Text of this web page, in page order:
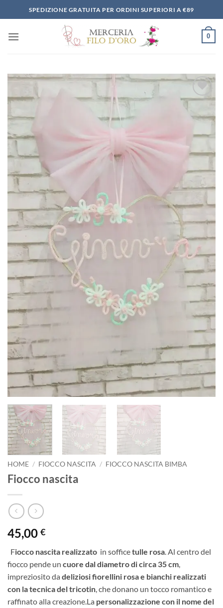
ai
SPEDIZIONE GRATUITA PER ORDINI SUPERIORI A €89
0
Aggiungi
alla lista
dei
HOME / FIOCCO NASCITA / FIOCCO NASCITA BIMBA
Fiocco nascita
45,00 €
Fiocco nascita realizzato in sofficetulle rosa. Al centro del
fiocco pende un cuore dal diametro di circa 35 cm,
impreziosito da deliziosi fiorellini rosa e bianchi realizzati
con la tecnica del tricotin, che donano un tocco romantico e
raffinato alla creazione.La personalizzazione con il nome del